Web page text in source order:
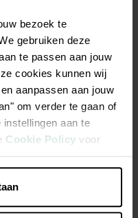
bezoek te
gebruiken deze
te passen aan jouw
cookies kunnen wij
aanpassen aan jouw
om verder te gaan of
aan te
Cookie Policy voor
avec manche en
Manche T. Longueur
de terrassement